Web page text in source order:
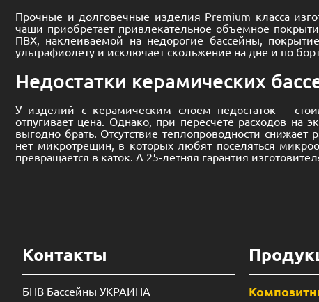
Прочные и долговечные изделия Premium класса
чаши приобретает привлекательное объемное
ПВХ, наклеиваемой на недорогие бассейны,
ультрафиолету и исключает скольжение на дне и по
Недостатки керамических
У изделий с керамическим слоем недостаток –
отпугивает цена. Однако, при пересчете расходов на
выгодно брать. Отсутствие теплопроводности
нет микротрещин, в которых любят поселяться
превращается в каток. А 25-летняя гарантия
Контакты
БНВ Бассейны УКРАИНА